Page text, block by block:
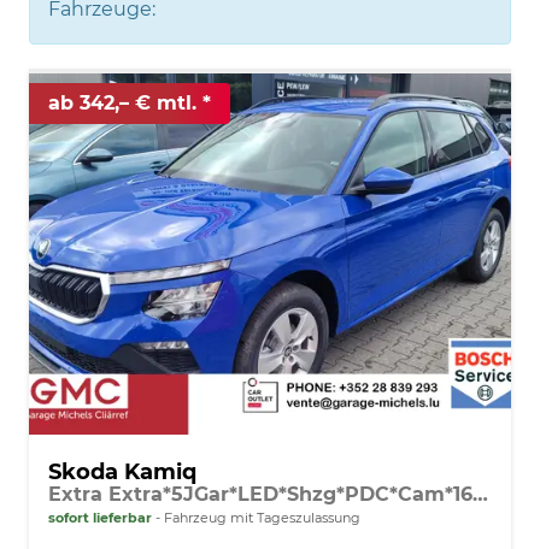
Fahrzeuge:
ab 342,– € mtl.
Skoda Kamiq
Extra Extra*5JGar*LED*Shzg*PDC*Cam*16Zoll*ACA*
sofort lieferbar Fahrzeug mit Tageszulassung